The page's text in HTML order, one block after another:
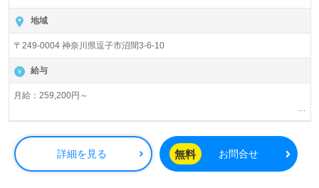
地域
〒249-0004 神奈川県逗子市沼間3-6-10
給与
月給：259,200円～
残業時は別途時間外手当支給（超過1分～）
昇給あり
賞与 基本給2.08ヶ月分/年支給
詳細を見る 無料 お問合せ